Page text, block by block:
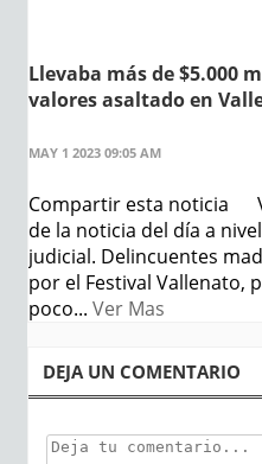
Llevaba más de $5.000
valores asaltado en
MAY 1 2023 09:05 AM
Compartir esta noticia
de la noticia del día a
judicial. Delincuentes
por el Festival Vallenato,
poco... Ver Mas
DEJA UN COMENTARIO